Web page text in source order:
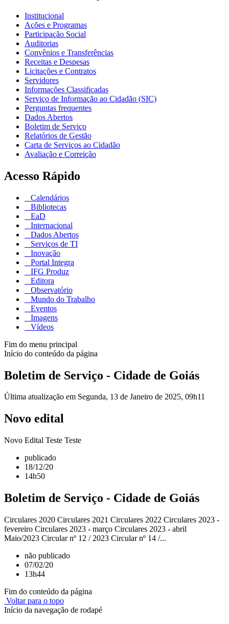
Institucional
Ações e Programas
Participação Social
Auditorias
Convênios e Transferências
Receitas e Despesas
Licitações e Contratos
Servidores
Informações Classificadas
Serviço de Informação ao Cidadão (SIC)
Perguntas frequentes
Dados Abertos
Boletim de Serviço
Relatórios de Gestão
Carta de Serviços ao Cidadão
Avaliação e Correição
Acesso Rápido
Calendários
Bibliotecas
EaD
Internacional
Dados Abertos
Serviços de TI
Inovação
Portal Integra
IFG Produz
Editora
Observatório
Mundo do Trabalho
Eventos
Imagens
Vídeos
Fim do menu principal
Início do conteúdo da página
Boletim de Serviço - Cidade de Goiás
Última atualização em Segunda, 13 de Janeiro de 2025, 09h11
Novo edital
Novo Edital Teste Teste
publicado
18/12/20
14h50
Boletim de Serviço - Cidade de Goiás
Circulares 2020 Circulares 2021 Circulares 2022 Circulares 2023 -
fevereiro Circulares 2023 - março Circulares 2023 - abril
Maio/2023 Circular nº 12 / 2023 Circular nº 14 /...
não publicado
07/02/20
13h44
Fim do conteúdo da página
Voltar para o topo
Início da navegação de rodapé